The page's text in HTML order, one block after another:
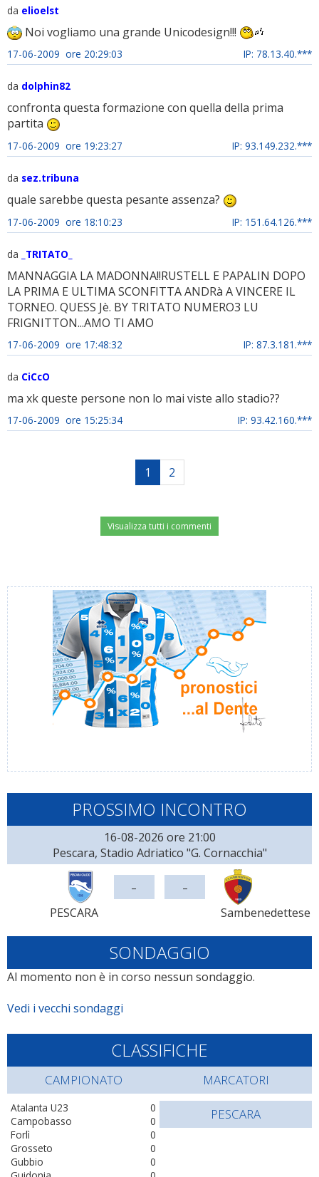
da elioelst
Noi vogliamo una grande Unicodesign!!!
17-06-2009 ore 20:29:03 IP: 78.13.40.***
da dolphin82
confronta questa formazione con quella della prima
partita
17-06-2009 ore 19:23:27 IP: 93.149.232.***
da sez.tribuna
quale sarebbe questa pesante assenza?
17-06-2009 ore 18:10:23 IP: 151.64.126.***
da _TRITATO_
MANNAGGIA LA MADONNA!!RUSTELL E PAPALIN DOPO
LA PRIMA E ULTIMA SCONFITTA ANDRà A VINCERE IL
TORNEO. QUESS Jè. BY TRITATO NUMERO3 LU
FRIGNITTON...AMO TI AMO
17-06-2009 ore 17:48:32 IP: 87.3.181.***
da CiCcO
ma xk queste persone non lo mai viste allo stadio??
17-06-2009 ore 15:25:34 IP: 93.42.160.***
1 2
Visualizza tutti i commenti
PROSSIMO INCONTRO
16-08-2026 ore 21:00
Pescara, Stadio Adriatico "G. Cornacchia"
PESCARA
- -
Sambenedettese
SONDAGGIO
Al momento non è in corso nessun sondaggio.
Vedi i vecchi sondaggi
CLASSIFICHE
CAMPIONATO
0
Atalanta U23
0
Campobasso
0
Forlì
0
Grosseto
0
Gubbio
MARCATORI
PESCARA